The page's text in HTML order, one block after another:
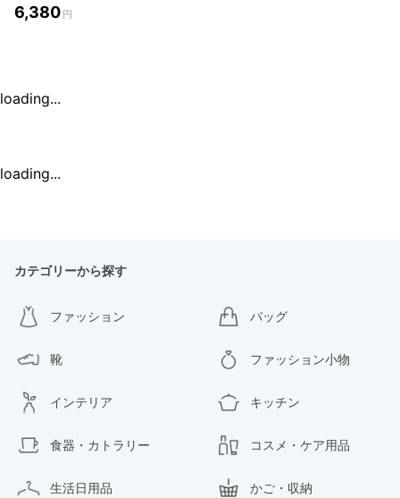
6,380 円
loading...
loading...
カテゴリーから探す
ファッション バッグ
靴 ファッション小物
インテリア キッチン
食器・カトラリー コスメ・ケア用品
生活日用品 かご・収納